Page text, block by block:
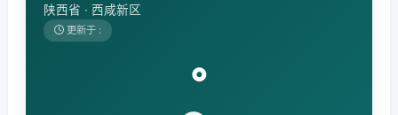
陕西省 · 西咸新区
更新于 :
°